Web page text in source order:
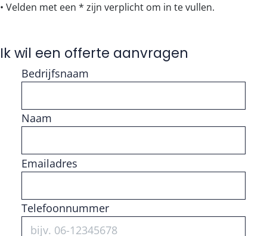
• Velden met een * zijn verplicht om in te vullen.
Ik wil een offerte aanvragen
Bedrijfsnaam
Naam
Vul getal in
Emailadres
Telefoonnummer